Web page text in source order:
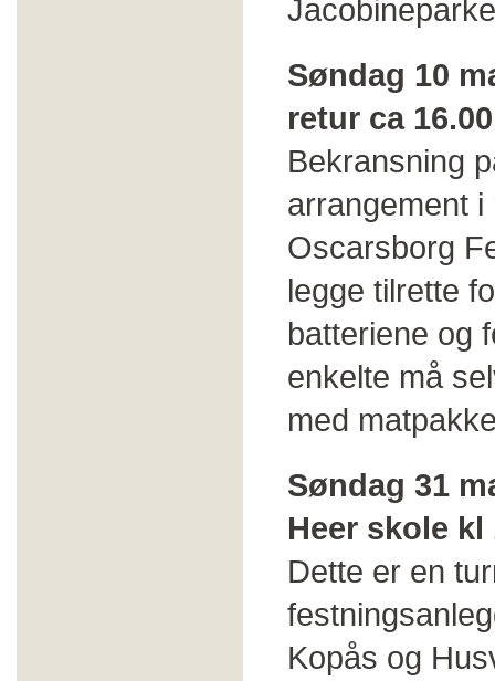
Søndag 10
retur ca 16.00
Bekransning
arrangement
Oscarsborg
legge tilrette
batteriene og
enkelte må
med
Søndag 31
Heer skole kl
Dette er en
Kopås og